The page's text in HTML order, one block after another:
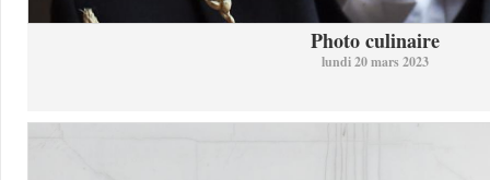
Photo culinaire
lundi 20 mars 2023